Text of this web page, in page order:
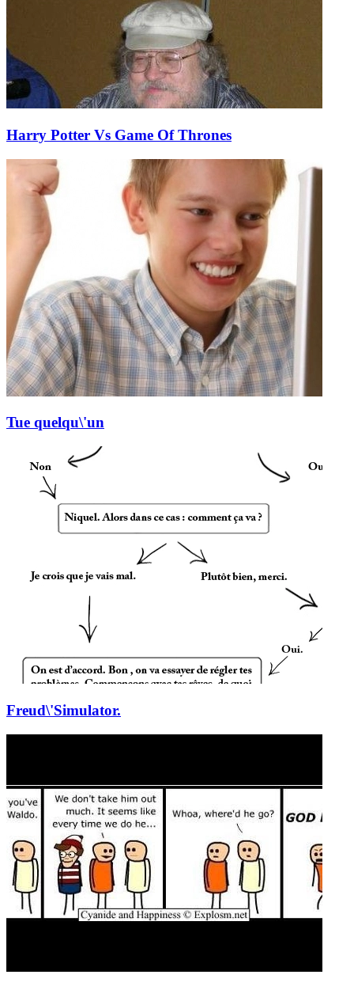
Harry Potter Vs Game Of Thrones
Tue quelqu\'un
Freud\'Simulator.